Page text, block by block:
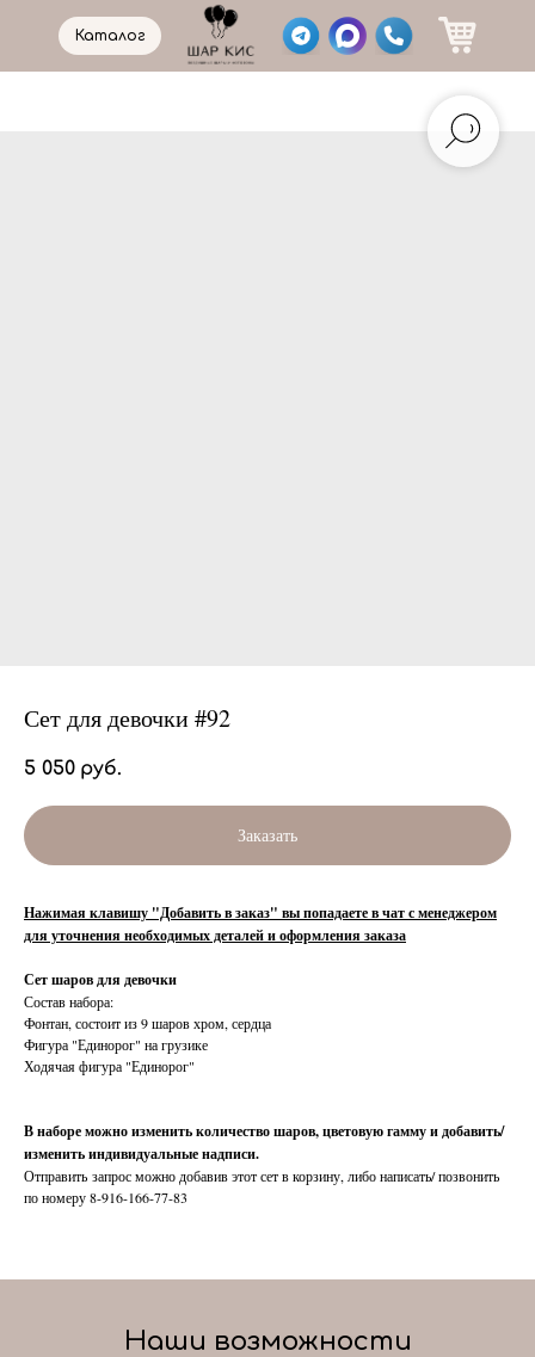
Каталог
Сет для девочки #92
5 050 руб.
Заказать
Нажимая клавишу "Добавить в заказ" вы попадаете в чат с менеджером
для уточнения необходимых деталей и оформления заказа
Сет шаров для девочки
Состав набора:
Фонтан, состоит из 9 шаров хром, сердца
Фигура "Единорог" на грузике
Ходячая фигура "Единорог"
В наборе можно изменить количество шаров, цветовую гамму и добавить/
изменить индивидуальные надписи.
Отправить запрос можно добавив этот сет в корзину, либо написать/ позвонить
по номеру 8-916-166-77-83
Наши возможности